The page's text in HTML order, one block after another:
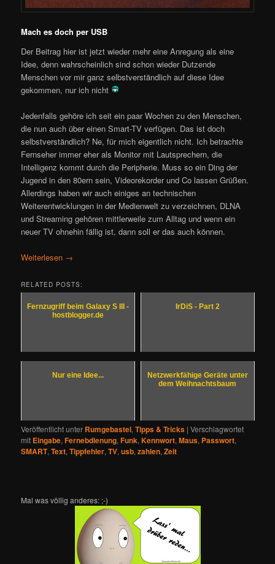
Mach es doch per USB
Der Beitrag hier ist jetzt wieder mehr eine Anregung als eine
Idee, denn wahrscheinlich sind schon wieder Dutzende
Menschen vor mir ganz selbstverständlich auf diese Idee
gekommen, nur ich nicht
Jedenfalls gehöre ich seit ein paar Wochen zu den Menschen,
die nun auch über einen Smart-TV verfügen. Das ist doch
selbstverständlich? Ne, für mich eigentlich nicht. Ich betrachte
Fernseher immer eher als Monitor mit Lautsprechern, die
Intelligenz kommt durch die Peripherie. Muss so ein Ding der
Jugend in den 80ern sein, Videorekorder und Co lassen Grüßen.
Allerdings haben wir auch einiges an technischen
Weiterentwicklungen in der Medienwelt zu verzeichnen, DLNA
und Streaming gehören mittlerweile zum Alltag und wenn ein
neuer TV ohnehin fällig ist, dann soll er das auch können.
Weiterlesen →
RELATED POSTS:
Fernzugriff beim Galaxy S III -
hostblogger.de
IrDiS - Part 2
Nur eine Idee...
Netzwerkfähige Geräte unter
dem Weihnachtsbaum
Veröffentlicht unter Rumgebastel,Tipps & Tricks |Verschlagwortet
mit Eingabe,Fernebdienung,Funk,Kennwort,Maus, Passwort,
SMART,Text,Tippfehler,TV,usb,zahlen,Zeit
Mal was völlig anderes: ;-)